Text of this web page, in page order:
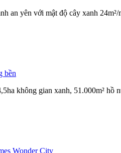
an yên với mật độ cây xanh
bền
không gian xanh, 51.000m² hồ
Wonder City